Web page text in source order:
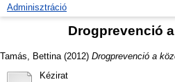
Adminisztráció
Drogprevenció
Tamás, Bettina (2012) Drogprevenció a
Kézirat